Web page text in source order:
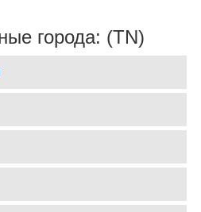
города: (TN)